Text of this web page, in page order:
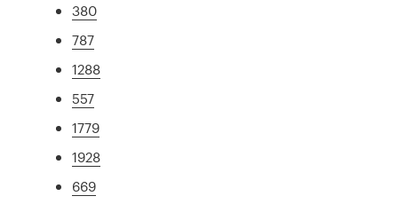
380
787
1288
557
1779
1928
669